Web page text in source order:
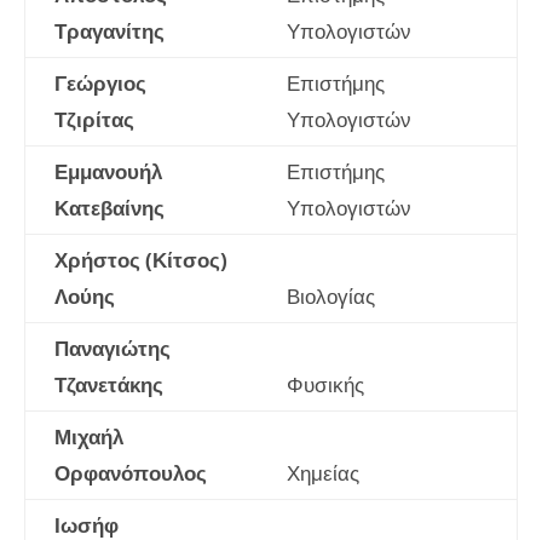
Τραγανίτης
Υπολογιστών
Γεώργιος
Τζιρίτας
Επιστήμης
Υπολογιστών
Εμμανουήλ
Κατεβαίνης
Επιστήμης
Υπολογιστών
Χρήστος (Κίτσος)
Λούης
Βιολογίας
Παναγιώτης
Τζανετάκης
Φυσικής
Μιχαήλ
Ορφανόπουλος
Χημείας
Ιωσήφ